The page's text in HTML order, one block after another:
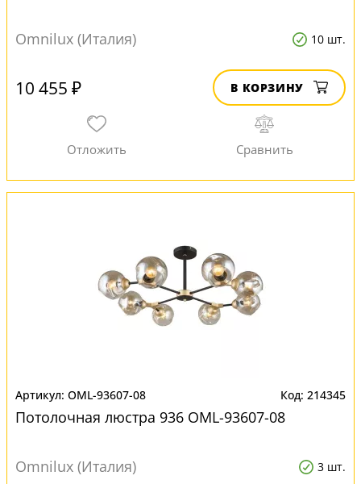
Omnilux (Италия) 10 шт.
10 455 ₽ В КОРЗИНУ
OML-93607-08 214345
Потолочная люстра 936 OML-93607-08
Omnilux (Италия) 3 шт.